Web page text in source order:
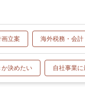
立案 海外税務・会計
か決めたい 自社事業